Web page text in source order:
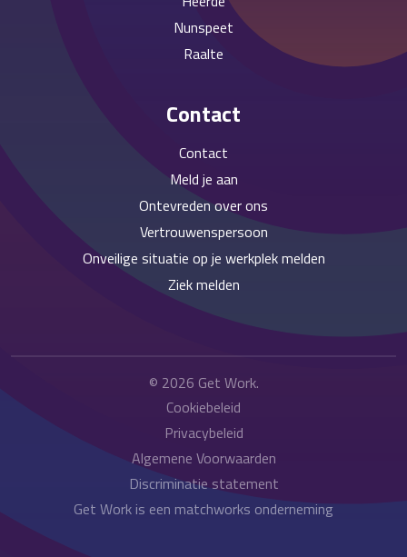
Nunspeet
Raalte
Contact
Contact
Meld je aan
Ontevreden over ons
Vertrouwenspersoon
Onveilige situatie op je werkplek melden
Ziek melden
© 2026 Get Work.
Cookiebeleid
Privacybeleid
Algemene Voorwaarden
Discriminatie statement
Get Work is een matchworks onderneming